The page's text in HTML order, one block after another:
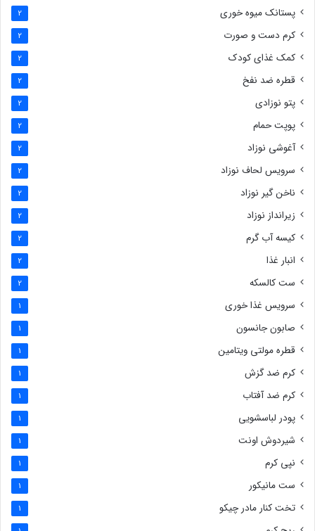
پستانک میوه خوری 2
کرم دست و صورت 2
کمک غذای کودک 2
قطره ضد نفخ 2
پتو نوزادی 2
پوپت حمام 2
آغوشی نوزاد 2
سرویس لحاف نوزاد 2
ناخن گیر نوزاد 2
زیرانداز نوزاد 2
کیسه آب گرم 2
انبار غذا 2
ست کالسکه 2
سرویس غذا خوری 1
صابون جانسون 1
قطره مولتی ویتامین 1
کرم ضد گزش 1
کرم ضد آفتاب 1
پودر لباسشویی 1
شیردوش اونت 1
نپی کرم 1
ست مانیکور 1
تخت کنار مادر چیکو 1